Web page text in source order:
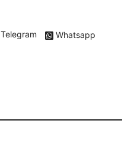
Telegram Whatsapp